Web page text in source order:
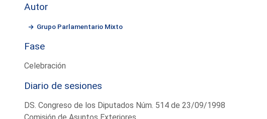
Autor
Grupo Parlamentario Mixto
Fase
Celebración
Diario de sesiones
DS. Congreso de los Diputados Núm. 514 de 23/09/1998
Comisión de Asuntos Exteriores